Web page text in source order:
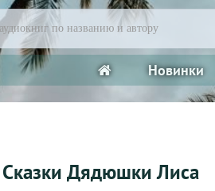
Новинки
Сказки Дядюшки Лиса